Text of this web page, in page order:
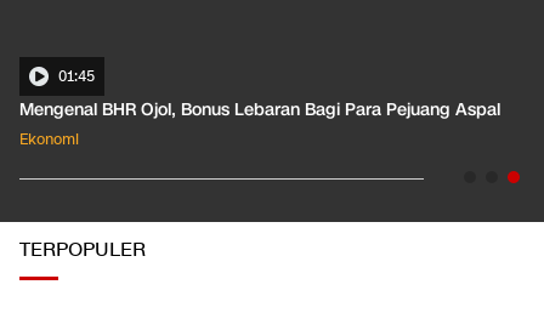
01:45
Mengenal BHR Ojol, Bonus Lebaran Bagi Para Pejuang Aspal
Ekonomi
TERPOPULER